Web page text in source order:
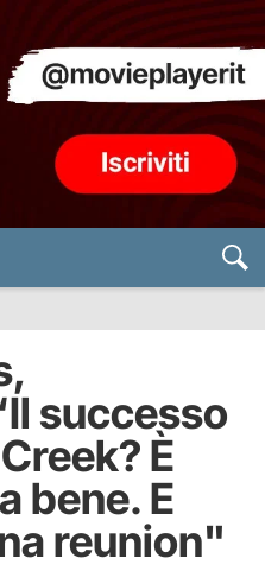
successo
È
bene. E
reunion"